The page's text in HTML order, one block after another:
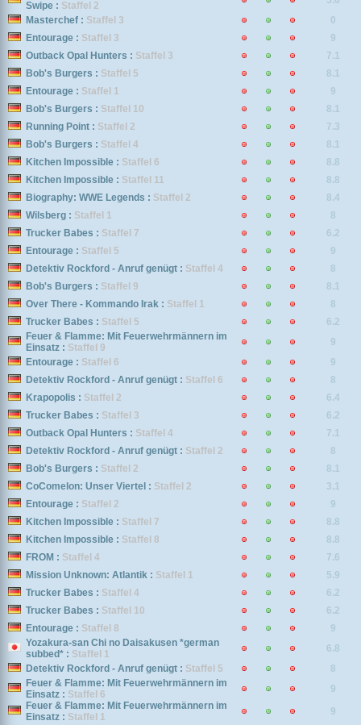
Swipe : Staffel 2
Masterchef : Staffel 3
0
Entourage : Staffel 3
9
Outback Opal Hunters : Staffel 3
7.1
Bob's Burgers : Staffel 5
8.1
Entourage : Staffel 1
9
Bob's Burgers : Staffel 10
8.1
Running Point : Staffel 2
7.3
Bob's Burgers : Staffel 4
8.1
Kitchen Impossible : Staffel 6
8.8
Kitchen Impossible : Staffel 11
8.8
Biography: WWE Legends : Staffel 2
8.4
Wilsberg : Staffel 1
8
Trucker Babes : Staffel 7
6.2
Entourage : Staffel 5
9
Detektiv Rockford - Anruf genügt : Staffel 4
8
Bob's Burgers : Staffel 9
8.1
Over There - Kommando Irak : Staffel 1
8
Trucker Babes : Staffel 5
6.2
Feuer & Flamme: Mit Feuerwehrmännern im
Einsatz : Staffel 9
9
Entourage : Staffel 6
9
Detektiv Rockford - Anruf genügt : Staffel 6
8
Krapopolis : Staffel 2
6.4
Trucker Babes : Staffel 3
6.2
Outback Opal Hunters : Staffel 4
7.1
Detektiv Rockford - Anruf genügt : Staffel 2
8
Bob's Burgers : Staffel 2
8.1
CoComelon: Unser Viertel : Staffel 2
3.1
Entourage : Staffel 2
9
Kitchen Impossible : Staffel 7
8.8
Kitchen Impossible : Staffel 8
8.8
FROM : Staffel 4
7.6
Mission Unknown: Atlantik : Staffel 1
5.9
Trucker Babes : Staffel 4
6.2
Trucker Babes : Staffel 10
6.2
Entourage : Staffel 8
9
Yozakura-san Chi no Daisakusen *german
subbed* : Staffel 1
6.8
Detektiv Rockford - Anruf genügt : Staffel 5
8
Feuer & Flamme: Mit Feuerwehrmännern im
Einsatz : Staffel 6
9
Feuer & Flamme: Mit Feuerwehrmännern im
Einsatz : Staffel 1
9